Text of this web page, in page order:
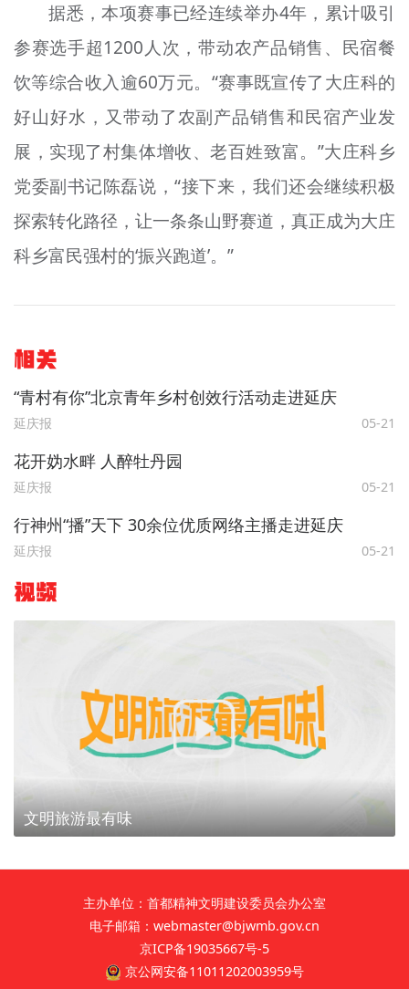
据悉，本项赛事已经连续举办4年，累计吸引
参赛选手超1200人次，带动农产品销售、民宿餐
饮等综合收入逾60万元。“赛事既宣传了大庄科的
好山好水，又带动了农副产品销售和民宿产业发
展，实现了村集体增收、老百姓致富。”大庄科乡
党委副书记陈磊说，“接下来，我们还会继续积极
探索转化路径，让一条条山野赛道，真正成为大庄
科乡富民强村的‘振兴跑道’。”
相关
“青村有你”北京青年乡村创效行活动走进延庆
延庆报 05-21
花开妫水畔 人醉牡丹园
延庆报 05-21
行神州“播”天下 30余位优质网络主播走进延庆
延庆报 05-21
视频
文明旅游最有味
主办单位：首都精神文明建设委员会办公室
电子邮箱：webmaster@bjwmb.gov.cn
京ICP备19035667号-5
京公网安备11011202003959号